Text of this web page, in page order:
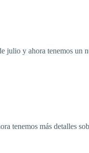
y ahora tenemos un
tenemos más detalles